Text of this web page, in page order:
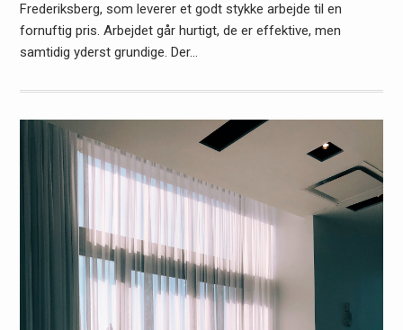
Frederiksberg, som leverer et godt stykke arbejde til en
fornuftig pris. Arbejdet går hurtigt, de er effektive, men
samtidig yderst grundige. Der…